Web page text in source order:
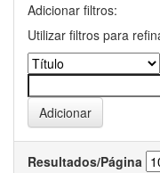
Adicionar filtros:
Utilizar filtros para
Resultados/Página